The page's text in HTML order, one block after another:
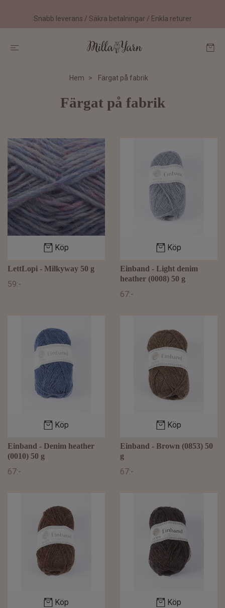
Snabb leverans / Säkra betalningar / Enkla returer
Hem Färgat på fabrik
Färgat på fabrik
Köp
LettLopi - Milkyway 50 g
59:-
Köp
Einband - Light denim
heather (0008) 50 g
67:-
Köp
Einband - Denim heather
(0010) 50 g
67:-
Köp
Einband - Brown (0853) 50
g
67:-
Köp Köp